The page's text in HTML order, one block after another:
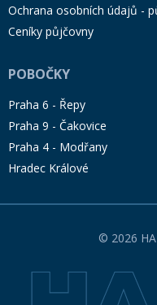
Ochrana osobních údajů -
Ceníky půjčovny
POBOČKY
Praha 6 - Řepy
Praha 9 - Čakovice
Praha 4 - Modřany
Hradec Králové
© 2026